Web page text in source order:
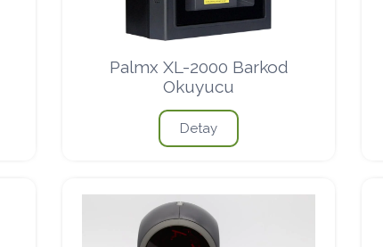
Palmx XL-2000 Barkod
Okuyucu
Detay